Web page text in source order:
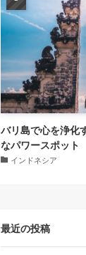
バリ島で心を浄化
なパワースポット
インドネシア
最近の投稿